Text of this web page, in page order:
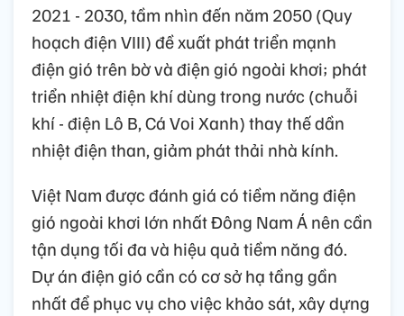
2021 - 2030, tầm nhìn đến năm 2050 (Quy
hoạch điện VIII) đề xuất phát triển mạnh
điện gió trên bờ và điện gió ngoài khơi; phát
triển nhiệt điện khí dùng trong nước (chuỗi
khí - điện Lô B, Cá Voi Xanh) thay thế dần
nhiệt điện than, giảm phát thải nhà kính.
Việt Nam được đánh giá có tiềm năng điện
gió ngoài khơi lớn nhất Đông Nam Á nên cần
tận dụng tối đa và hiệu quả tiềm năng đó.
Dự án điện gió cần có cơ sở hạ tầng gần
nhất để phục vụ cho việc khảo sát, xây dựng